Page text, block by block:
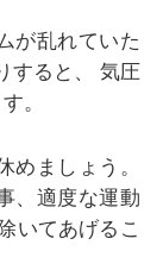
が乱れていた
ると、
気圧
。
めましょう。
、適度な運動
いてあげるこ